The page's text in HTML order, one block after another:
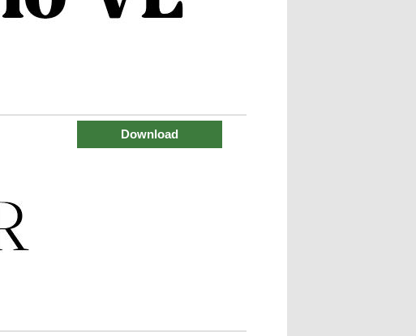
Download